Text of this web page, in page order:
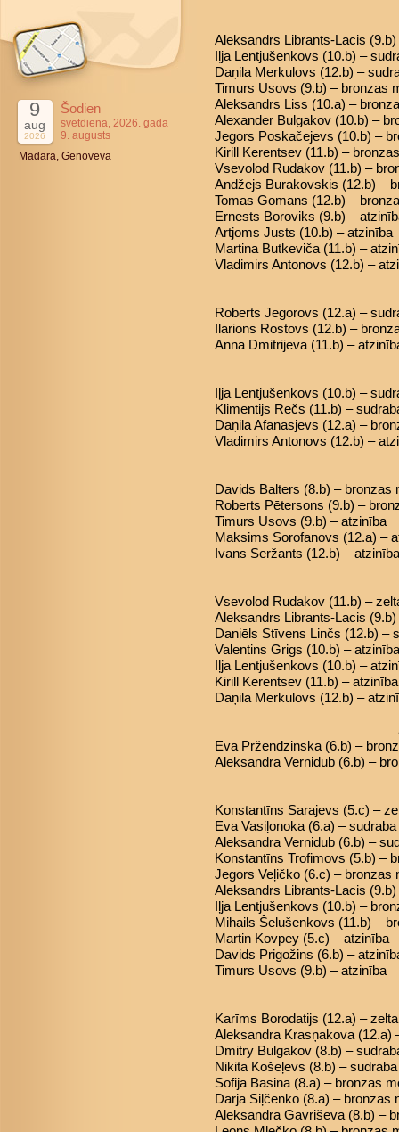
9
aug
2026
Šodien
svētdiena, 2026. gada
9. augusts
Madara, Genoveva
Aleksandrs Librants-Lacis
Iļja Lentjušenkovs (10.b) –
Daņila Merkulovs (12.b) –
Timurs Usovs (9.b) – bronzas
Aleksandrs Liss (10.a) –
Alexander Bulgakov (10.b) –
Jegors Poskačejevs (10.b) –
Kirill Kerentsev (11.b) –
Vsevolod Rudakov (11.b) –
Andžejs Burakovskis (12.b) –
Tomas Gomans (12.b) –
Ernests Boroviks (9.b) –
Artjoms Justs (10.b) – atzinība
Martina Butkeviča (11.b) –
Vladimirs Antonovs (12.b) –
Roberts Jegorovs (12.a) –
Ilarions Rostovs (12.b) –
Anna Dmitrijeva (11.b) –
Iļja Lentjušenkovs (10.b) –
Klimentijs Rečs (11.b) –
Daņila Afanasjevs (12.a) –
Vladimirs Antonovs (12.b) –
Davids Balters (8.b) – bronzas
Roberts Pētersons (9.b) –
Timurs Usovs (9.b) – atzinība
Maksims Sorofanovs (12.a) –
Ivans Seržants (12.b) – atzinība
Vsevolod Rudakov (11.b) –
Aleksandrs Librants-Lacis
Daniēls Stīvens Linčs (12.b) –
Valentins Grigs (10.b) – atzinība
Iļja Lentjušenkovs (10.b) –
Kirill Kerentsev (11.b) – atzinība
Daņila Merkulovs (12.b) –
Eva Pržendzinska (6.b) –
Aleksandra Vernidub (6.b) –
Konstantīns Sarajevs (5.c) –
Eva Vasiļonoka (6.a) –
Aleksandra Vernidub (6.b) –
Konstantīns Trofimovs (5.b) –
Jegors Veļičko (6.c) – bronzas
Aleksandrs Librants-Lacis
Iļja Lentjušenkovs (10.b) –
Mihails Šelušenkovs (11.b) –
Martin Kovpey (5.c) – atzinība
Davids Prigožins (6.b) –
Timurs Usovs (9.b) – atzinība
Karīms Borodatijs (12.a) –
Aleksandra Krasņakova (12.a)
Dmitry Bulgakov (8.b) –
Nikita Košeļevs (8.b) –
Sofija Basina (8.a) – bronzas
Darja Siļčenko (8.a) – bronzas
Aleksandra Gavriševa (8.b) –